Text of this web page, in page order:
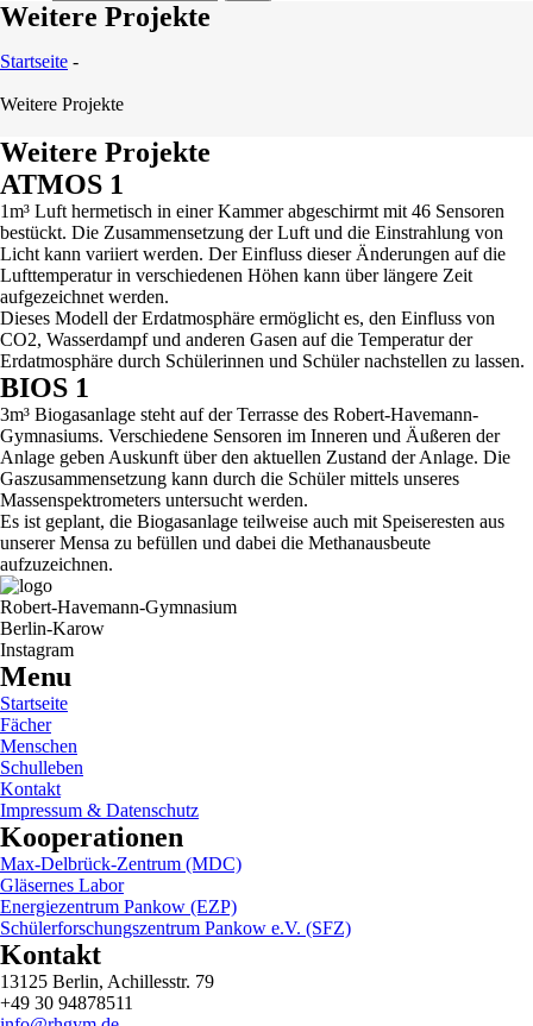
Weitere Projekte
Startseite -
Weitere Projekte
Weitere Projekte
ATMOS 1
1m³ Luft hermetisch in einer Kammer abgeschirmt mit 46 Sensoren
bestückt. Die Zusammensetzung der Luft und die Einstrahlung von
Licht kann variiert werden. Der Einfluss dieser Änderungen auf die
Lufttemperatur in verschiedenen Höhen kann über längere Zeit
aufgezeichnet werden.
Dieses Modell der Erdatmosphäre ermöglicht es, den Einfluss von
CO2, Wasserdampf und anderen Gasen auf die Temperatur der
Erdatmosphäre durch Schülerinnen und Schüler nachstellen zu lassen.
BIOS 1
3m³ Biogasanlage steht auf der Terrasse des Robert-Havemann-
Gymnasiums. Verschiedene Sensoren im Inneren und Äußeren der
Anlage geben Auskunft über den aktuellen Zustand der Anlage. Die
Gaszusammensetzung kann durch die Schüler mittels unseres
Massenspektrometers untersucht werden.
Es ist geplant, die Biogasanlage teilweise auch mit Speiseresten aus
unserer Mensa zu befüllen und dabei die Methanausbeute
aufzuzeichnen.
Robert-Havemann-Gymnasium
Berlin-Karow
Instagram
Menu
Startseite
Fächer
Menschen
Schulleben
Kontakt
Impressum & Datenschutz
Kooperationen
Max-Delbrück-Zentrum (MDC)
Gläsernes Labor
Energiezentrum Pankow (EZP)
Schülerforschungszentrum Pankow e.V. (SFZ)
Kontakt
13125 Berlin, Achillesstr. 79
+49 30 94878511